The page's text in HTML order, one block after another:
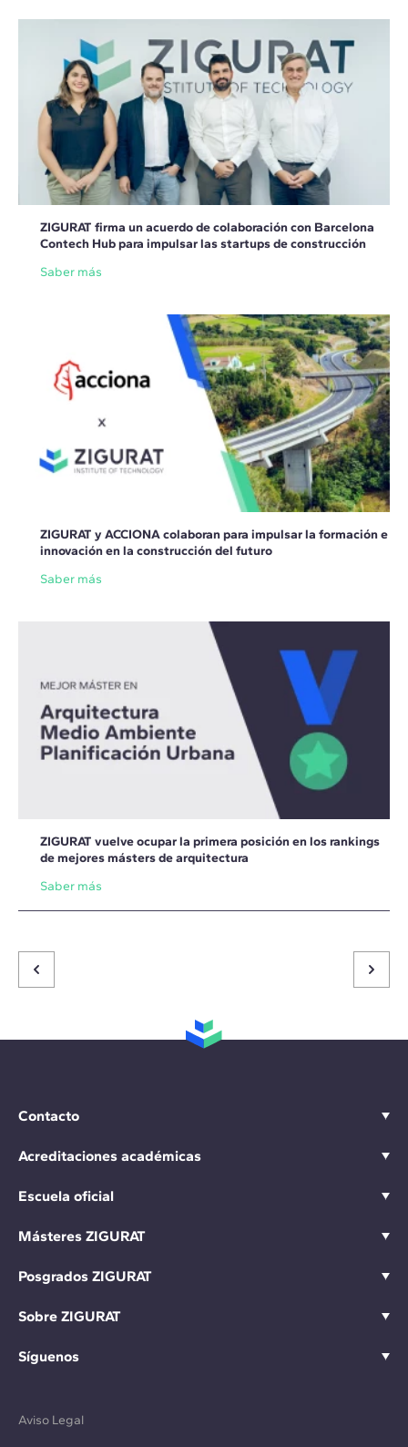
ZIGURAT firma un acuerdo de colaboración con Barcelona
Contech Hub para impulsar las startups de construcción
Saber más
ZIGURAT y ACCIONA colaboran para impulsar la formación e
innovación en la construcción del futuro
Saber más
ZIGURAT vuelve ocupar la primera posición en los rankings
de mejores másters de arquitectura
Saber más
Contacto
Acreditaciones académicas
Escuela oficial
Másteres ZIGURAT
Posgrados ZIGURAT
Sobre ZIGURAT
Síguenos
Aviso Legal